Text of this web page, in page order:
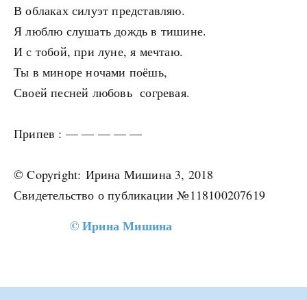
В облаках силуэт представляю.
Я люблю слушать дождь в тишине.
И с тобой, при луне, я мечтаю.
Ты в миноре ночами поёшь,
Своей песней любовь согревая.
Припев : — — — — —
© Copyright: Ирина Мишина 3, 2018
Свидетельство о публикации №118100207619
©Ирина Мишина